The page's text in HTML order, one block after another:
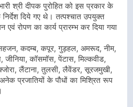
श्री दीपक पुरोहित को इस प्रकार के
दिये गए थे। तत्पश्चात उपयुक्त
एवं रोपण का कार्य प्रारम्भ कर दिया गया
कदम्ब, कपूर, गुड़हल, अमरूद, नीम,
जीनिया, कॉसमॉस, पेंटास, मिल्कवीड,
लैंटाना, तुलसी, लैवेंडर, सूरजमुखी,
प्रजातियों के पौधों का मिश्रित रूप